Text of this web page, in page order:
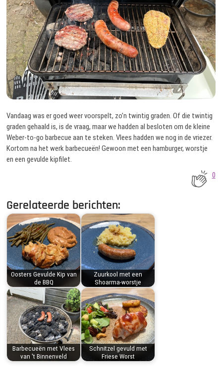
Vandaag was er goed weer voorspelt, zo’n twintig graden. Of die twintig
graden gehaald is, is de vraag, maar we hadden al besloten om de kleine
Weber-to-go barbecue aan te steken. Vlees hadden we nog in de vriezer.
Kortom na het werk barbecueën! Gewoon met een hamburger, worstje
en een gevulde kipfilet.
0
Gerelateerde berichten:
Oosters Gevulde Kip van
de BBQ
Zuurkool met een
Shoarma-worstje
Barbecueën met Vlees
van 't Binnenveld
Schnitzel gevuld met
Friese Worst